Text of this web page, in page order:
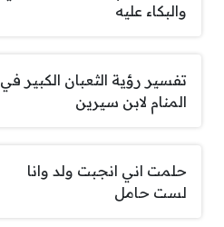
والبكاء عليه
تفسير رؤية الثعبان الكبير في
المنام لابن سيرين
حلمت اني انجبت ولد وانا
لست حامل